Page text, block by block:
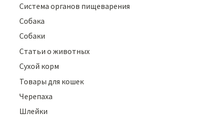
Система органов пищеварения
Собака
Собаки
Статьи о животных
Сухой корм
Товары для кошек
Черепаха
Шлейки